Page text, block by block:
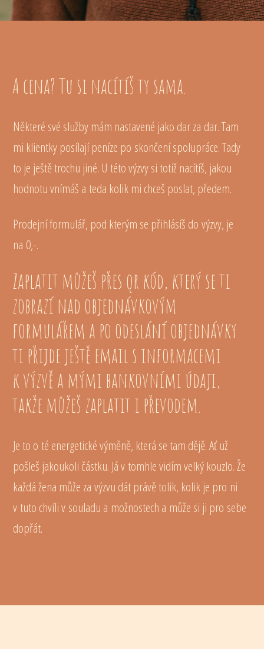
A cena? Tu si nacítíš ty sama.
Některé své služby mám nastavené jako dar za dar. Tam
mi klientky posílají peníze po skončení spolupráce. Tady
to je ještě trochu jiné. U této výzvy si totiž nacítíš, jakou
hodnotu vnímáš a teda kolik mi chceš poslat, předem.
Prodejní formulář, pod kterým se přihlásíš do výzvy, je
na 0,-.
Zaplatit můžeš přes qr kód, který se ti
zobrazí nad objednávkovým
formulářem a po odeslání objednávky
ti přijde ještě email s informacemi
k výzvě a mými bankovními údaji,
takže můžeš zaplatit i převodem.
Je to o té energetické výměně, která se tam dějě. Ať už
pošleš jakoukoli částku. Já v tomhle vidím velký kouzlo. Že
každá žena může za výzvu dát právě tolik, kolik je pro ni
v tuto chvíli v souladu a možnostech a může si ji pro sebe
dopřát.